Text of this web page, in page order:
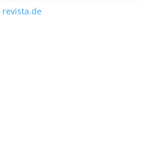
revista.de